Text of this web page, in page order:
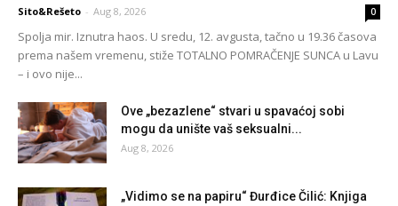
Sito&Rešeto - Aug 8, 2026 0
Spolja mir. Iznutra haos. U sredu, 12. avgusta, tačno u 19.36 časova
prema našem vremenu, stiže TOTALNO POMRAČENJE SUNCA u Lavu
– i ovo nije...
Ove „bezazlene“ stvari u spavaćoj sobi
mogu da unište vaš seksualni...
Aug 8, 2026
„Vidimo se na papiru“ Đurđice Čilić: Knjiga